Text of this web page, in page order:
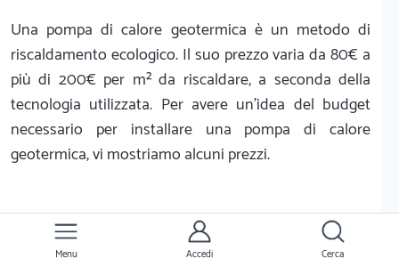
Una pompa di calore geotermica è un metodo di
riscaldamento ecologico. Il suo prezzo varia da 80€ a
più di 200€ per m² da riscaldare, a seconda della
tecnologia utilizzata. Per avere un'idea del budget
necessario per installare una pompa di calore
geotermica, vi mostriamo alcuni prezzi.
Come funziona una pompa di calore
geotermica a Campobasso
Menu Accedi Cerca